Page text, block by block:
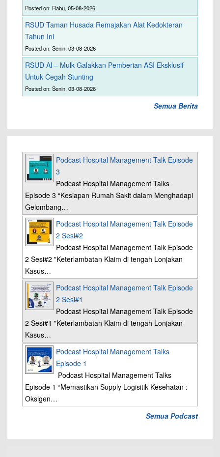
Posted on: Rabu, 05-08-2026
RSUD Taman Husada Remajakan Alat Kedokteran
Tahun Ini
Posted on: Senin, 03-08-2026
RSUD Al – Mulk Galakkan Pemberian ASI Eksklusif
Untuk Cegah Stunting
Posted on: Senin, 03-08-2026
Semua Berita
Podcast Hospital Management Talk Episode
3
Podcast Hospital Management Talks
Episode 3 “Kesiapan Rumah Sakit dalam Menghadapi
Gelombang…
Podcast Hospital Management Talk Episode
2 Sesi#2
Podcast Hospital Management Talk Episode
2 Sesi#2 "Keterlambatan Klaim di tengah Lonjakan
Kasus…
Podcast Hospital Management Talk Episode
2 Sesi#1
Podcast Hospital Management Talk Episode
2 Sesi#1 "Keterlambatan Klaim di tengah Lonjakan
Kasus…
Podcast Hospital Management Talks
Episode 1
Podcast Hospital Management Talks
Episode 1 “Memastikan Supply Logisitik Kesehatan :
Oksigen…
Semua Podcast